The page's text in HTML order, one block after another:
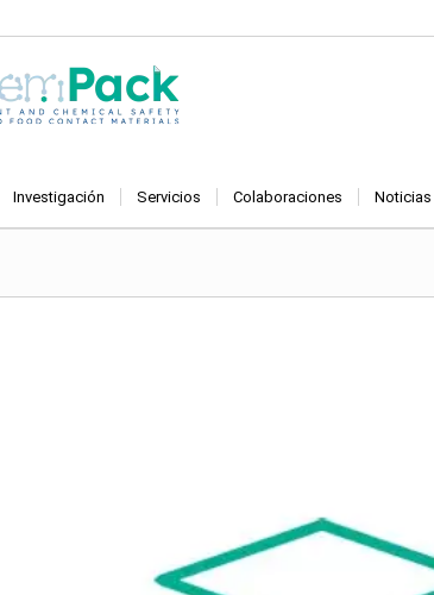
Investigación Servicios Colaboraciones Noticias